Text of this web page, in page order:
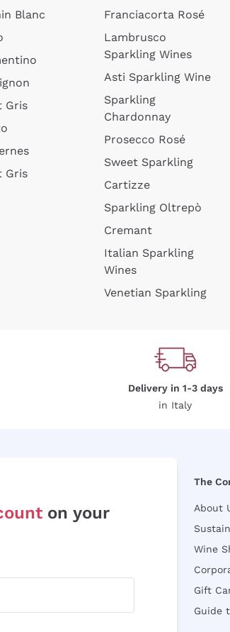
Blanc
Gris
Gris
Franciacorta Rosé
Lambrusco
Sparkling Wines
Asti Sparkling Wine
Sparkling
Chardonnay
Prosecco Rosé
Sweet Sparkling
Cartizze
Sparkling Oltrepò
Cremant
Italian Sparkling
Wines
Venetian Sparkling
Delivery in 1-3 days
in Italy
on your
The
About
Wine
Gift
Guide